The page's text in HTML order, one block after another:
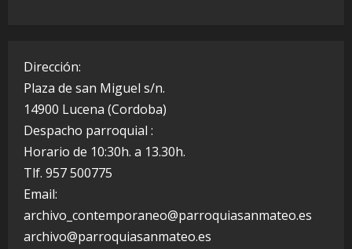
Dirección:
Plaza de san Miguel s/n.
14900 Lucena (Cordoba)
Despacho parroquial :
Horario de 10:30h. a 13.30h.
Tlf. 957 500775
Email:
archivo_contemporaneo@parroquiasanmateo.es
archivo@parroquiasanmateo.es